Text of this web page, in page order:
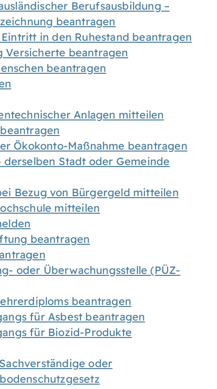
Berufsausbildung –
beantragen
in den Ruhestand beantragen
Versicherte beantragen
beantragen
Anlagen mitteilen
Ökokonto-Maßnahme beantragen
Stadt oder Gemeinde
Bezug von Bürgergeld mitteilen
mitteilen
beantragen
oder Überwachungsstelle (PÜZ-
beantragen
für Asbest beantragen
für Biozid-Produkte
oder